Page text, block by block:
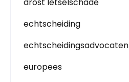
echtscheiding
echtscheidingsadvocaten
europees